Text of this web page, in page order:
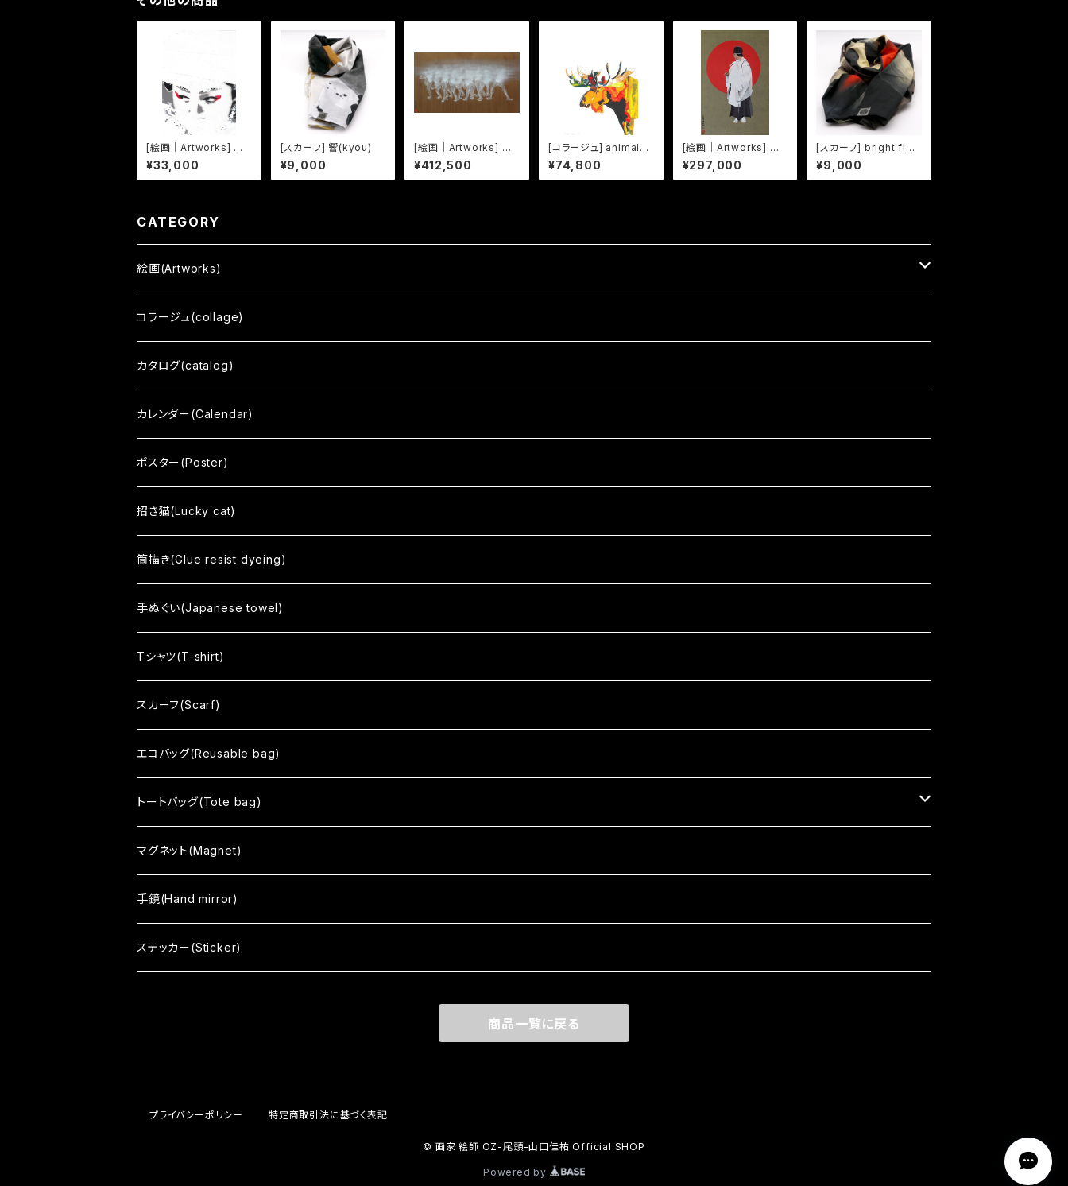
[絵画｜Artworks] ま
ちむすめ - white02 -
¥33,000
[スカーフ] 響(kyou)
¥9,000
[絵画｜Artworks] 擬
音態画伝 いんぞ｜Inzo
¥412,500
[コラージュ] animalor
| ヘラジカ
¥74,800
[絵画｜Artworks] 擬
音態画伝 きか｜Kika
¥297,000
[スカーフ] bright flow
er
¥9,000
CATEGORY
絵画(Artworks)
三十三応現身波図 -明日への精神-
擬音態画伝
ひとうみ
いはれてみれば
響 - reverberation -
間 - HAZAMA -
circle
Soso
Sharekoube
no mean
まちむすめ
tone
color
vino
コラージュ(collage)
カタログ(catalog)
カレンダー(Calendar)
ポスター(Poster)
招き猫(Lucky cat)
筒描き(Glue resist dyeing)
手ぬぐい(Japanese towel)
Tシャツ(T-shirt)
スカーフ(Scarf)
エコバッグ(Reusable bag)
トートバッグ(Tote bag)
black
white
まちむすめ
マグネット(Magnet)
手鏡(Hand mirror)
ステッカー(Sticker)
商品一覧に戻る
プライバシーポリシー 特定商取引法に基づく表記
© 画家 絵師 OZ-尾頭-山口佳祐 Official SHOP
Powered by